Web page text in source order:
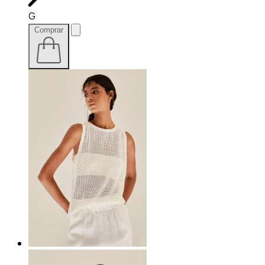
G
Comprar